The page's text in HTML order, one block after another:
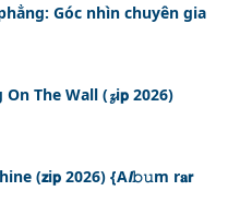
Góc nhìn chuyên gia
The Wall (𝔃i𝗽 2026)
(𝘇i𝗽 2026) {A𝙡𝚋𝚞m r𝐚𝗿